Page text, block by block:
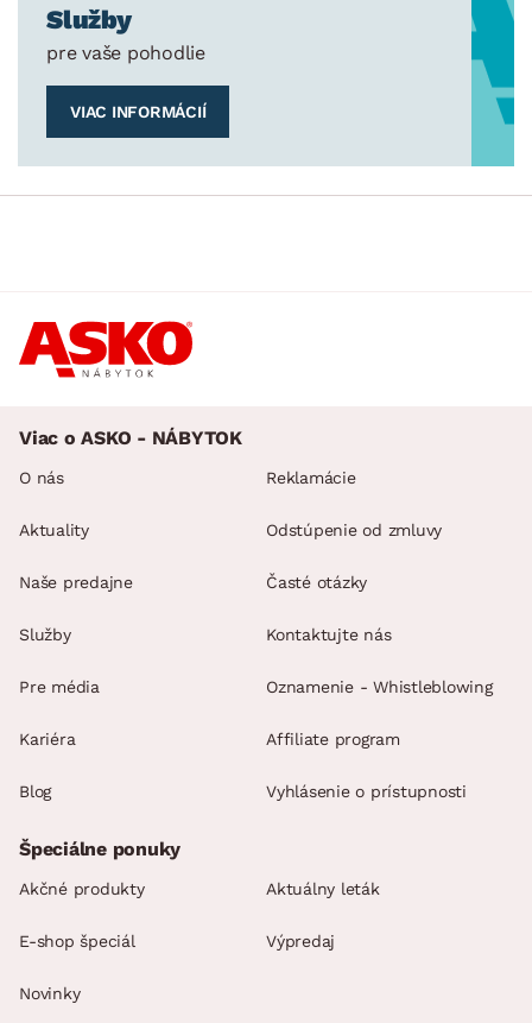
Služby
pre vaše pohodlie
VIAC INFORMÁCIÍ
Viac o ASKO - NÁBYTOK
O nás
Aktuality
Naše predajne
Služby
Pre média
Kariéra
Blog
Reklamácie
Odstúpenie od zmluvy
Časté otázky
Kontaktujte nás
Oznamenie - Whistleblowing
Affiliate program
Vyhlásenie o prístupnosti
Špeciálne ponuky
Akčné produkty Aktuálny leták
E-shop špeciál Výpredaj
Novinky